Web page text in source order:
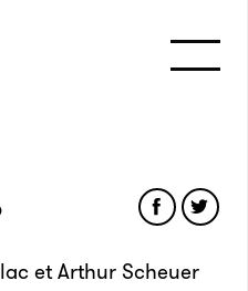
et Arthur Scheuer